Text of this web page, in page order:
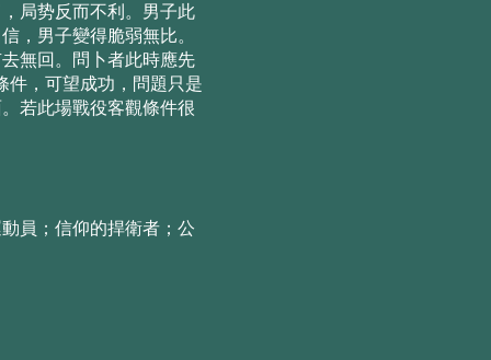
局势反⽽不利。男⼦此
，男⼦變得脆弱無⽐。
無回。問⼘者此時應先
件，可望成功，問題只是
若此場戰役客觀條件很
員；信仰的捍衛者；公